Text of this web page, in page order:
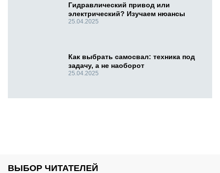
Гидравлический привод или
электрический? Изучаем нюансы
25.04.2025
Как выбрать самосвал: техника под
задачу, а не наоборот
25.04.2025
ВЫБОР ЧИТАТЕЛЕЙ